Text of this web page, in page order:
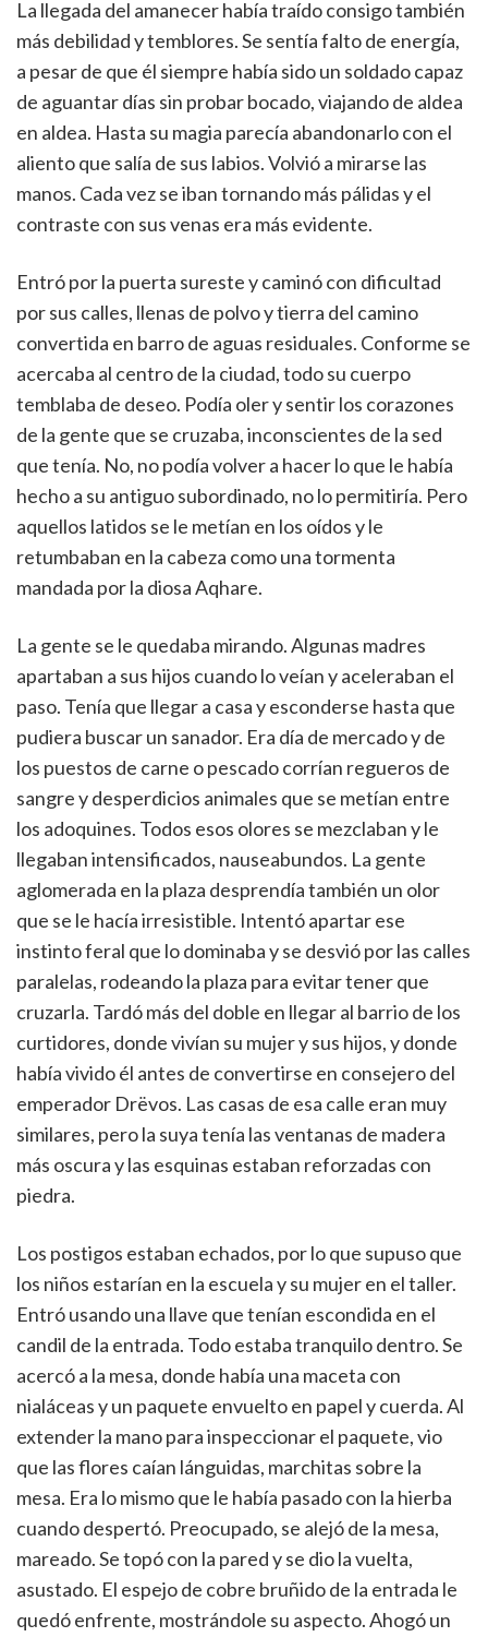
La llegada del amanecer había traído consigo también
más debilidad y temblores. Se sentía falto de energía,
a pesar de que él siempre había sido un soldado capaz
de aguantar días sin probar bocado, viajando de aldea
en aldea. Hasta su magia parecía abandonarlo con el
aliento que salía de sus labios. Volvió a mirarse las
manos. Cada vez se iban tornando más pálidas y el
contraste con sus venas era más evidente.
Entró por la puerta sureste y caminó con dificultad
por sus calles, llenas de polvo y tierra del camino
convertida en barro de aguas residuales. Conforme se
acercaba al centro de la ciudad, todo su cuerpo
temblaba de deseo. Podía oler y sentir los corazones
de la gente que se cruzaba, inconscientes de la sed
que tenía. No, no podía volver a hacer lo que le había
hecho a su antiguo subordinado, no lo permitiría. Pero
aquellos latidos se le metían en los oídos y le
retumbaban en la cabeza como una tormenta
mandada por la diosa Aqhare.
La gente se le quedaba mirando. Algunas madres
apartaban a sus hijos cuando lo veían y aceleraban el
paso. Tenía que llegar a casa y esconderse hasta que
pudiera buscar un sanador. Era día de mercado y de
los puestos de carne o pescado corrían regueros de
sangre y desperdicios animales que se metían entre
los adoquines. Todos esos olores se mezclaban y le
llegaban intensificados, nauseabundos. La gente
aglomerada en la plaza desprendía también un olor
que se le hacía irresistible. Intentó apartar ese
instinto feral que lo dominaba y se desvió por las calles
paralelas, rodeando la plaza para evitar tener que
cruzarla. Tardó más del doble en llegar al barrio de los
curtidores, donde vivían su mujer y sus hijos, y donde
había vivido él antes de convertirse en consejero del
emperador Drëvos. Las casas de esa calle eran muy
similares, pero la suya tenía las ventanas de madera
más oscura y las esquinas estaban reforzadas con
piedra.
Los postigos estaban echados, por lo que supuso que
los niños estarían en la escuela y su mujer en el taller.
Entró usando una llave que tenían escondida en el
candil de la entrada. Todo estaba tranquilo dentro. Se
acercó a la mesa, donde había una maceta con
nialáceas y un paquete envuelto en papel y cuerda. Al
extender la mano para inspeccionar el paquete, vio
que las flores caían lánguidas, marchitas sobre la
mesa. Era lo mismo que le había pasado con la hierba
cuando despertó. Preocupado, se alejó de la mesa,
mareado. Se topó con la pared y se dio la vuelta,
asustado. El espejo de cobre bruñido de la entrada le
quedó enfrente, mostrándole su aspecto. Ahogó un